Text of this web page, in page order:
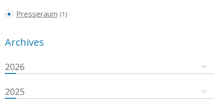
Presseraum (1)
Archives
2026
2025